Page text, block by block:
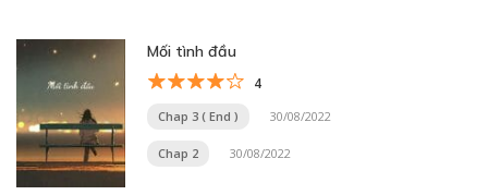
Mối tình đầu
4
Chap 3 ( End ) 30/08/2022
Chap 2 30/08/2022